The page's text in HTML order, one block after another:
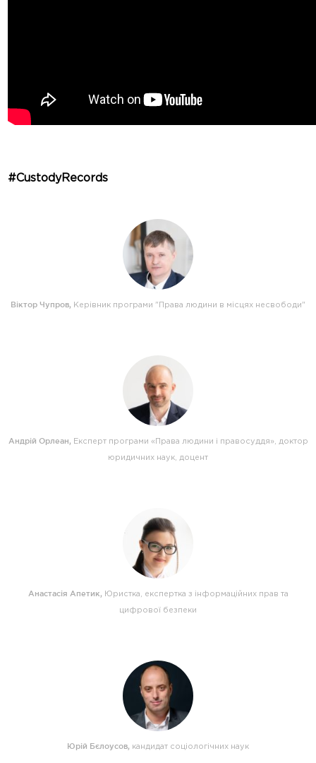
#CustodyRecords
Віктор Чупров, Керівник програми "Права людини в місцях несвободи"
Андрій Орлеан, Експерт програми «Права людини і правосуддя», доктор
юридичних наук, доцент
Анастасія Апетик, Юристка, експертка з інформаційних прав та
цифрової безпеки
Юрій Бєлоусов, кандидат соціологічних наук